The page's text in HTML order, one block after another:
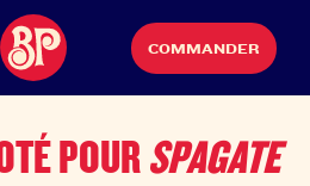
COMMANDER
POURSPAGATE